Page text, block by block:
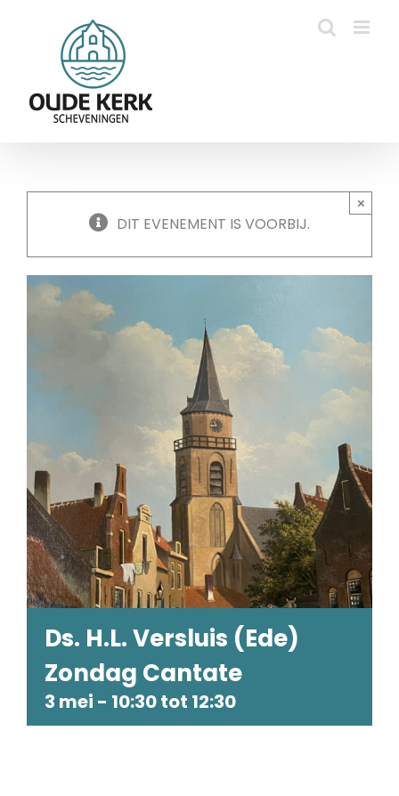
DIT EVENEMENT IS VOORBIJ.
×
Ds. H.L. Versluis (Ede)
Zondag Cantate
3 mei - 10:30tot 12:30